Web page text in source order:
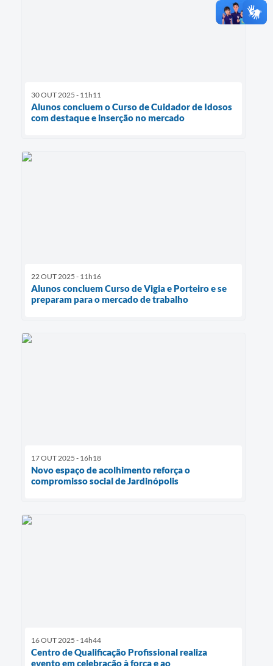
30 OUT 2025 - 11h11
Alunos concluem o Curso de Cuidador de Idosos
com destaque e inserção no mercado
22 OUT 2025 - 11h16
Alunos concluem Curso de Vigia e Porteiro e se
preparam para o mercado de trabalho
17 OUT 2025 - 16h18
Novo espaço de acolhimento reforça o
compromisso social de Jardinópolis
16 OUT 2025 - 14h44
Centro de Qualificação Profissional realiza
evento em celebração à força e ao